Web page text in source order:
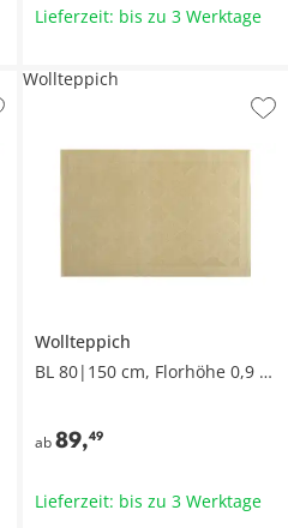
Lieferzeit: bis zu 3 Werktage
Wollteppich
BL 80|150 cm, Florhöhe 0,9 cm
ab 89,49
Wollteppich
Lieferzeit: bis zu 3 Werktage